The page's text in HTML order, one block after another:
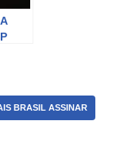
BRASIL ASSINAR